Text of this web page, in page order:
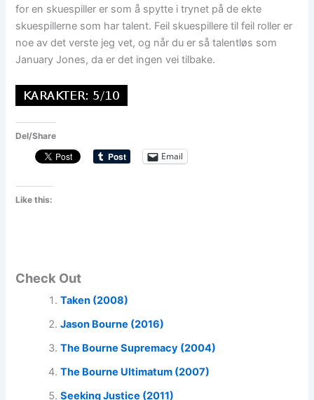
for en skuespiller er som å spytte i trynet på de ekte
skuespillerne som har talent. Feil skuespillere til feil roller er
noe av det verste jeg vet, og når du er så talentløs som
January Jones, da er det ingen vei tilbake.
Del/Share
Email
Like this:
Check Out
Taken (2008)
Jason Bourne (2016)
The Bourne Supremacy (2004)
The Bourne Ultimatum (2007)
Seeking Justice (2011)